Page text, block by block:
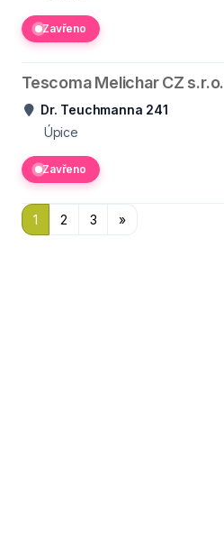
Zavřeno
Tescoma Melichar CZ s.r.o.
Dr. Teuchmanna 241
Úpice
Zavřeno
1 2 3 »